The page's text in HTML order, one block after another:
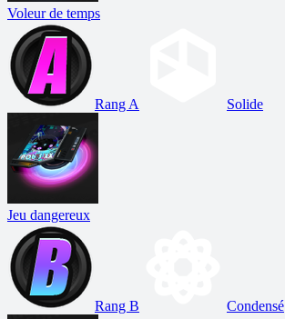
Voleur de temps
Rang A Solide
Jeu dangereux
Rang B Condensé